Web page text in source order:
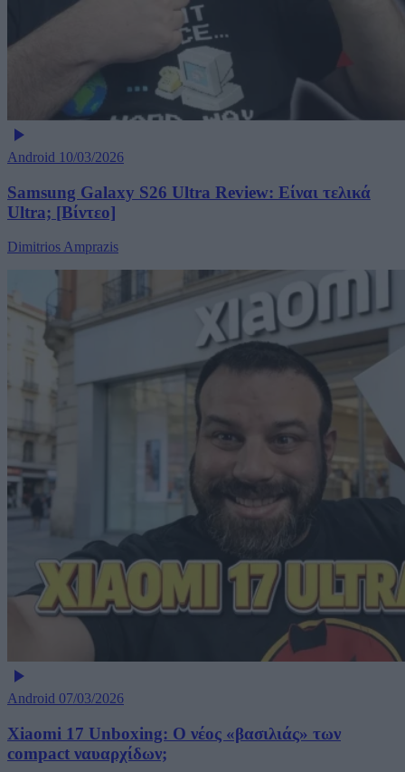
Android 10/03/2026
Samsung Galaxy S26 Ultra Review: Είναι τελικά
Ultra; [Βίντεο]
Dimitrios Amprazis
Android 07/03/2026
Xiaomi 17 Unboxing: Ο νέος «βασιλιάς» των
compact ναυαρχίδων;